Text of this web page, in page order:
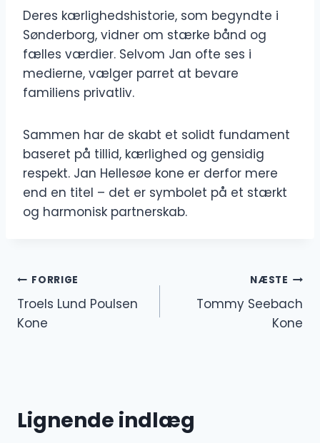
Deres kærlighedshistorie, som begyndte i
Sønderborg, vidner om stærke bånd og
fælles værdier. Selvom Jan ofte ses i
medierne, vælger parret at bevare
familiens privatliv.
Sammen har de skabt et solidt fundament
baseret på tillid, kærlighed og gensidig
respekt. Jan Hellesøe kone er derfor mere
end en titel – det er symbolet på et stærkt
og harmonisk partnerskab.
Indlægsnavigation
FORRIGE
Troels Lund Poulsen
Kone
NÆSTE
Tommy Seebach
Kone
Lignende indlæg